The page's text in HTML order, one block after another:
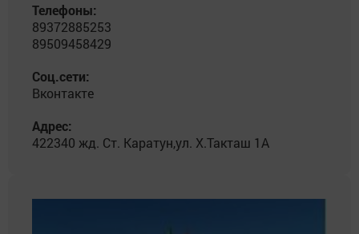
Телефоны:
89372885253
89509458429
Соц.сети:
Вконтакте
Адрес:
422340 жд. Ст. Каратун,ул. Х.Такташ 1А